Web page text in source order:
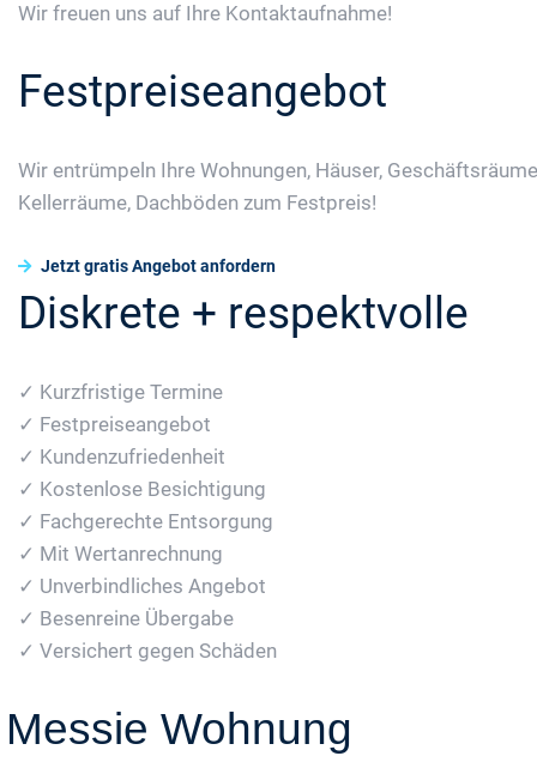
Wir freuen uns auf Ihre Kontaktaufnahme!
Festpreiseangebot
Wir entrümpeln Ihre Wohnungen, Häuser,
Kellerräume, Dachböden zum Festpreis!
Jetzt gratis Angebot anfordern
Diskrete + respektvolle
✓ Kurzfristige Termine
✓ Festpreiseangebot
✓ Kundenzufriedenheit
✓ Kostenlose Besichtigung
✓ Fachgerechte Entsorgung
✓ Mit Wertanrechnung
✓ Unverbindliches Angebot
✓ Besenreine Übergabe
✓ Versichert gegen Schäden
Messie Wohnung